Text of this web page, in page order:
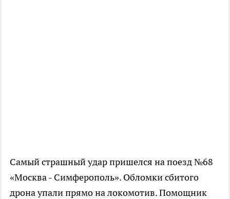
Самый страшный удар пришелся на поезд №68
«Москва - Симферополь». Обломки сбитого
дрона упали прямо на локомотив. Помощник